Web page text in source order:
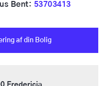
Bent: 53703413
af din Bolig